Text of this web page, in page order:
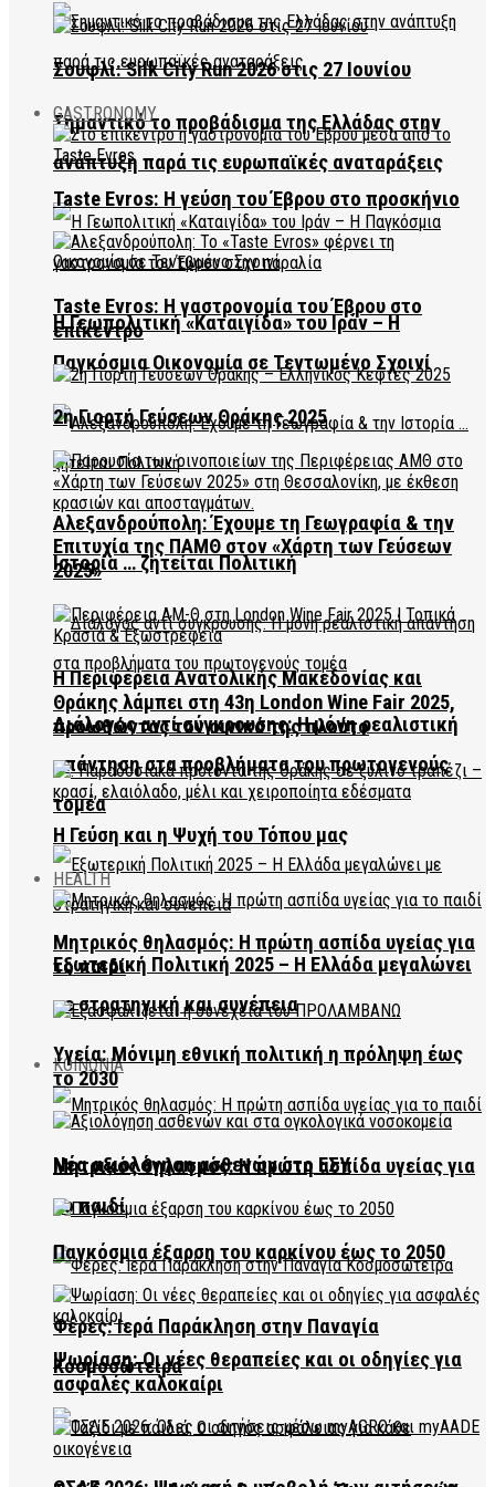
Σημαντικό το προβάδισμα της Ελλάδας στην
ανάπτυξη παρά τις ευρωπαϊκές αναταράξεις
Η Γεωπολιτική «Καταιγίδα» του Ιράν – Η
Παγκόσμια Οικονομία σε Τεντωμένο Σχοινί
Αλεξανδρούπολη: Έχουμε τη Γεωγραφία & την
Ιστορία … ζητείται Πολιτική
Διάλογος αντί σύγκρουσης: Η μόνη ρεαλιστική
απάντηση στα προβλήματα του πρωτογενούς
τομέα
Εξωτερική Πολιτική 2025 – Η Ελλάδα μεγαλώνει
με στρατηγική και συνέπεια
ΚΟΙΝΩΝΙΑ
Μητρικός θηλασμός: Η πρώτη ασπίδα υγείας για
το παιδί
Φέρες: Ιερά Παράκληση στην Παναγία
Κοσμοσώτειρα
Σουφλί: Silk City Run 2026 στις 27 Ιουνίου
GASTRONOMY
Taste Evros: Η γεύση του Έβρου στο προσκήνιο
Taste Evros: Η γαστρονομία του Έβρου στο
επίκεντρο
2η Γιορτή Γεύσεων Θράκης 2025
Επιτυχία της ΠΑΜΘ στον «Χάρτη των Γεύσεων
2025»
Η Περιφέρεια Ανατολικής Μακεδονίας και
Θράκης λάμπει στη 43η London Wine Fair 2025,
προωθώντας τον οινικό της πλούτο
Η Γεύση και η Ψυχή του Τόπου μας
HEALTH
Μητρικός θηλασμός: Η πρώτη ασπίδα υγείας για
το παιδί
Υγεία: Μόνιμη εθνική πολιτική η πρόληψη έως
το 2030
Νέα αξιολόγηση ασθενών στο ΕΣΥ
Παγκόσμια έξαρση του καρκίνου έως το 2050
Ψωρίαση: Οι νέες θεραπείες και οι οδηγίες για
ασφαλές καλοκαίρι